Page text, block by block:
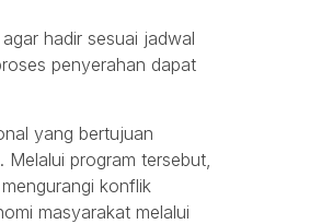
hadir sesuai jadwal
penyerahan dapat
yang bertujuan
program tersebut,
konflik
masyarakat melalui